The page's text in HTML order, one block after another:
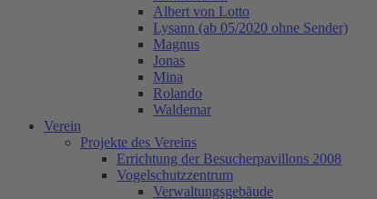
Albert von Lotto
Lysann (ab 05/2020 ohne Sender)
Magnus
Jonas
Mina
Rolando
Waldemar
Verein
Projekte des Vereins
Errichtung der Besucherpavillons 2008
Vogelschutzzentrum
Verwaltungsgebäude